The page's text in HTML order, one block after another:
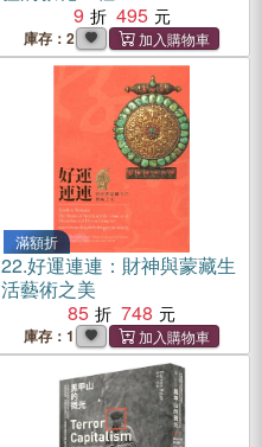
9
495
庫存：2
滿額折
22.好運連連：財神與蒙藏生
活藝術之美
85
748
庫存：1